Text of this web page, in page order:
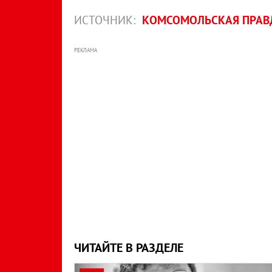
ИСТОЧНИК: КОМСОМОЛЬСКАЯ
РЕКЛАМА
ЧИТАЙТЕ В РАЗДЕЛЕ